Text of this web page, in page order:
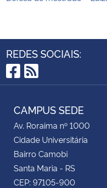
REDES SOCIAIS:
Facebook
RSS
CAMPUS SEDE
Av. Roraima nº 1000
Cidade Universitária
Bairro Camobi
Santa Maria - RS
CEP: 97105-900